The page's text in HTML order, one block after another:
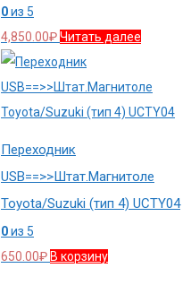
0из 5
4,850.00₽Читать далее
Переходник
USB==>>Штат.Магнитоле
Toyota/Suzuki (тип 4) UCTY04
0из 5
650.00₽ В корзину